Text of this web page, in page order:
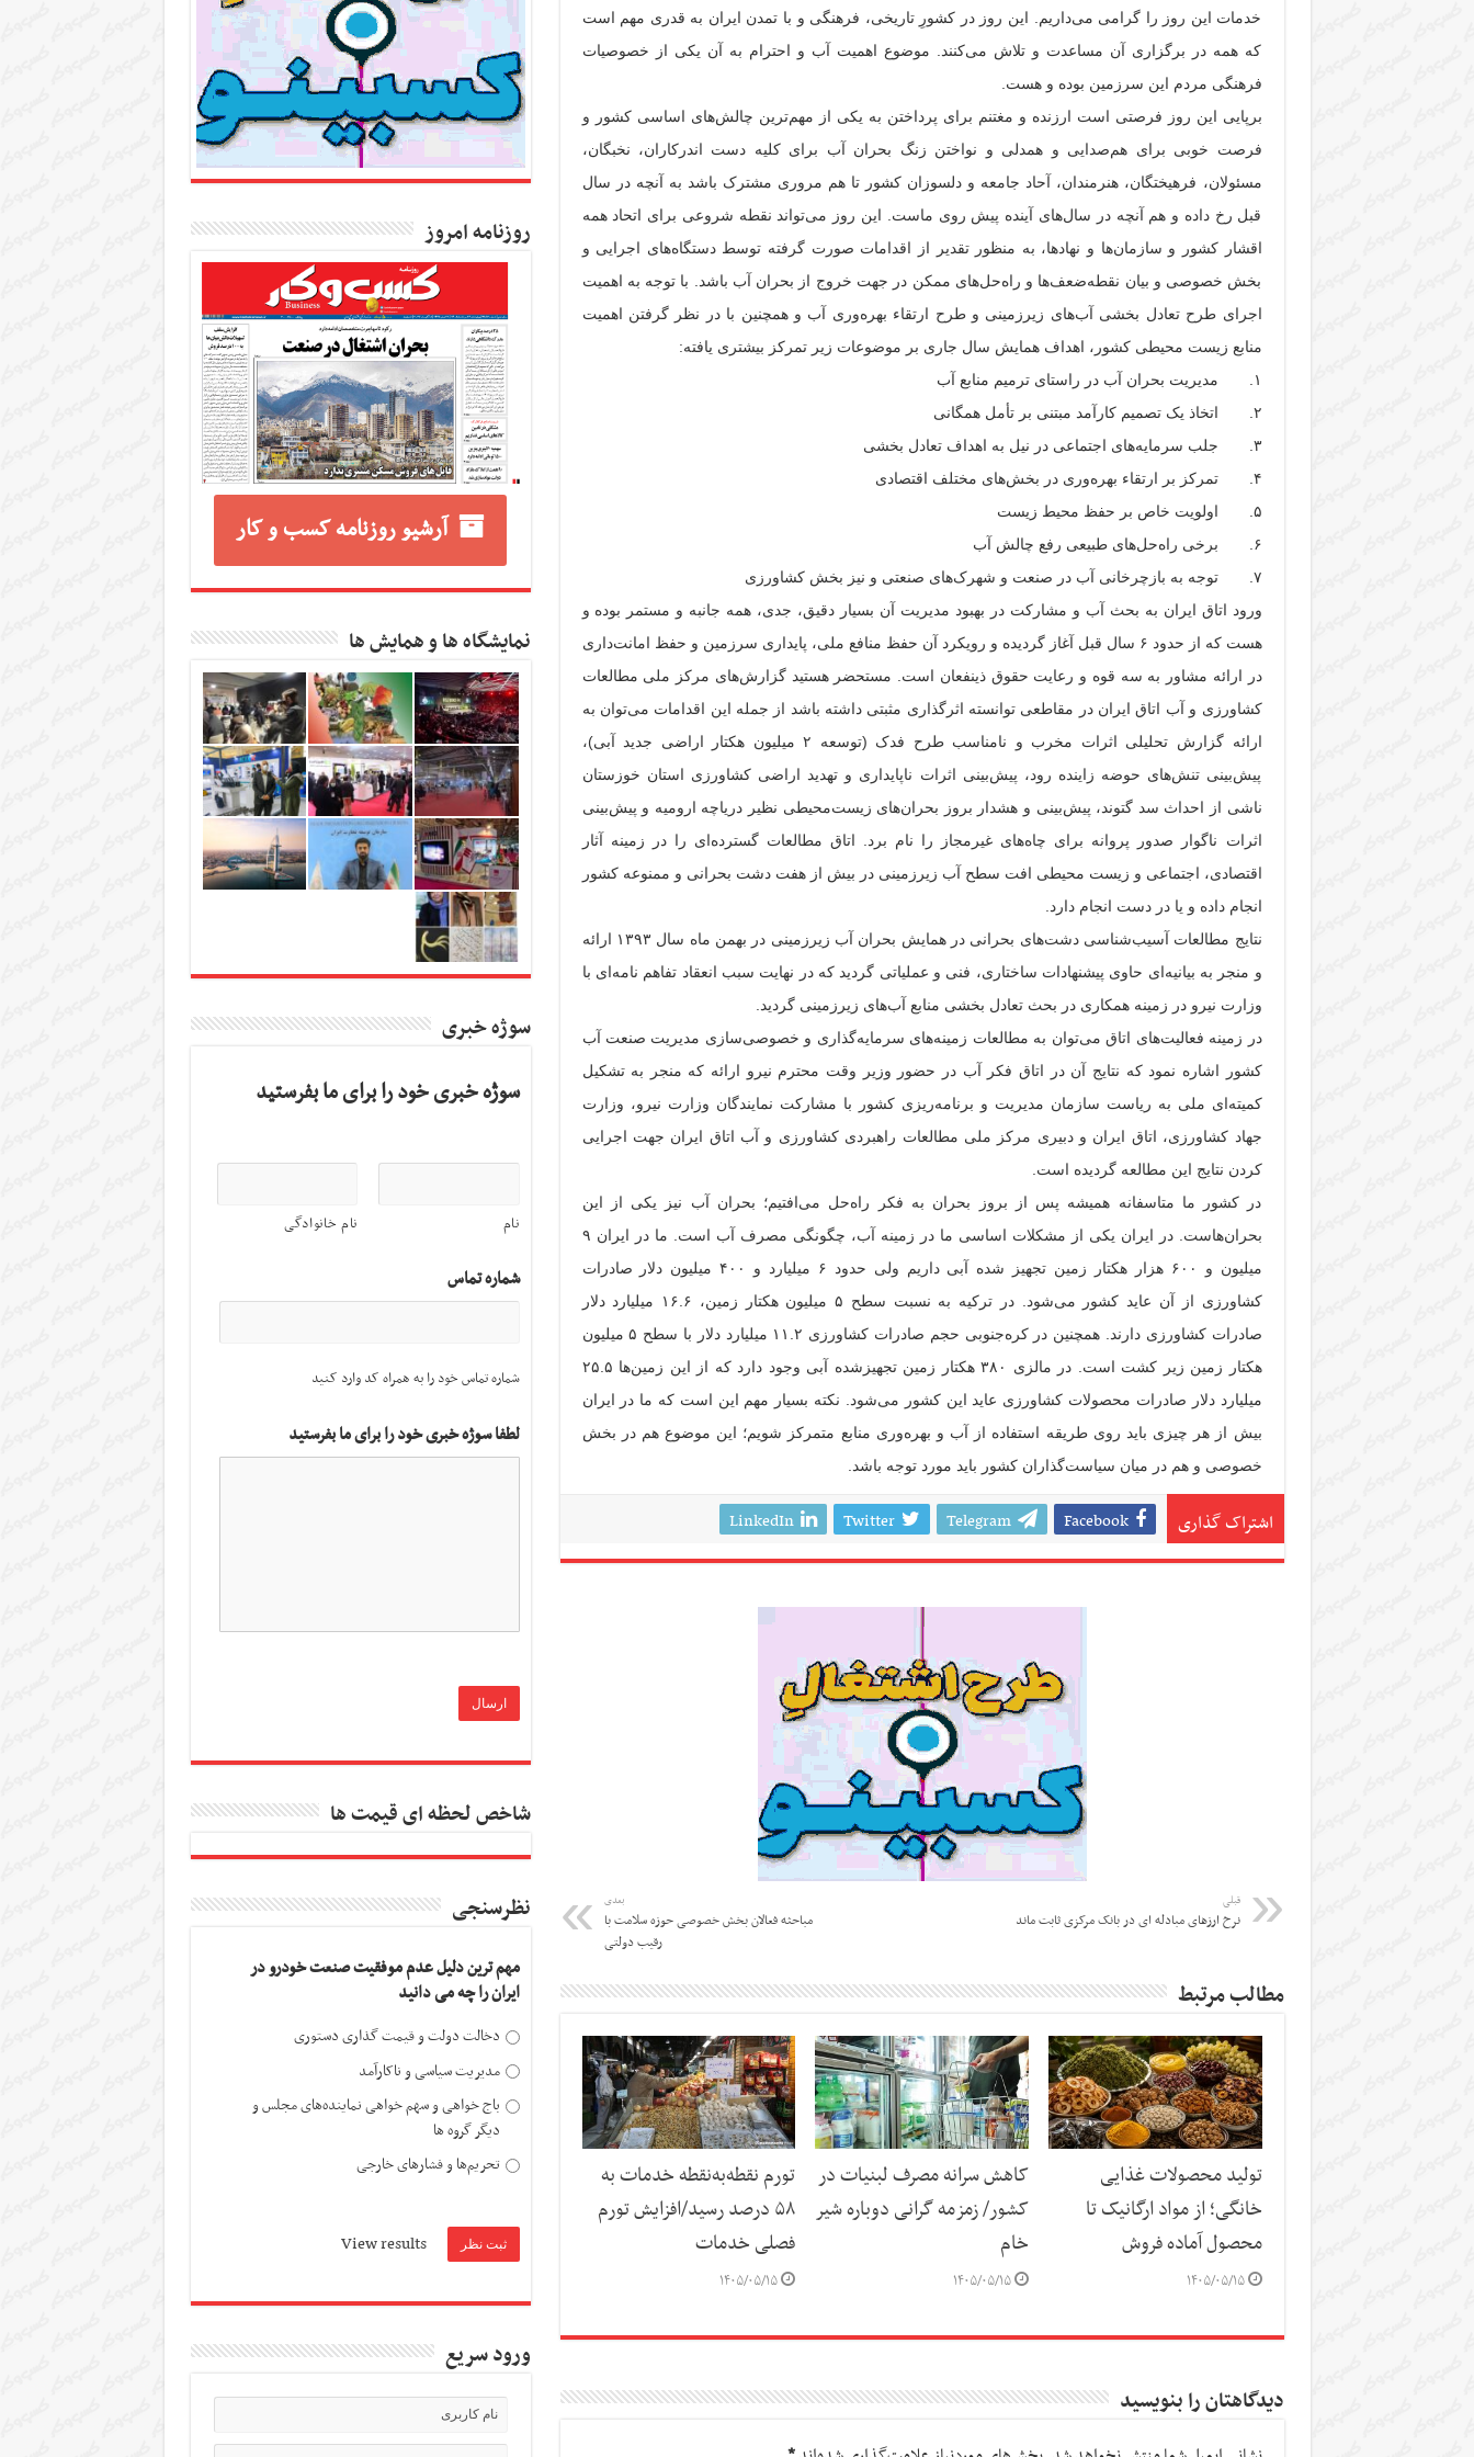
خدمات این روز را گرامی می‌داریم. این روز در کشورِ تاریخی، فرهنگی و با تمدن ایران به قدری مهم است
که همه در برگزاری آن مساعدت و تلاش می‌کنند. موضوع اهمیت آب و احترام به آن یکی از خصوصیات
فرهنگی مردم این سرزمین بوده و هست.
برپایی این روز فرصتی است ارزنده و مغتنم برای پرداختن به یکی از مهم‌ترین چالش‌های اساسی کشور و
فرصت خوبی برای هم‌صدایی و همدلی و نواختن زنگ بحران آب برای کلیه دست اندرکاران، نخبگان،
مسئولان، فرهیختگان، هنرمندان، آحاد جامعه و دلسوزان کشور تا هم مروری مشترک باشد به آنچه در سال
قبل رخ داده و هم آنچه در سال‌های آینده پیش روی ماست. این روز می‌تواند نقطه شروعی برای اتحاد همه
اقشار کشور و سازمان‌ها و نهادها، به منظور تقدیر از اقدامات صورت گرفته توسط دستگاه‌های اجرایی و
بخش خصوصی و بیان نقطه‌ضعف‌ها و راه‌حل‌های ممکن در جهت خروج از بحران آب باشد. با توجه به اهمیت
اجرای طرح تعادل بخشی آب‌های زیرزمینی و طرح ارتقاء بهره‌وری آب و همچنین با در نظر گرفتن اهمیت
منابع زیست محیطی کشور، اهداف همایش سال جاری بر موضوعات زیر تمرکز بیشتری یافته:
۱. مدیریت بحران آب در راستای ترمیم منابع آب
۲. اتخاذ یک تصمیم کارآمد مبتنی بر تأمل همگانی
۳. جلب سرمایه‌های اجتماعی در نیل به اهداف تعادل بخشی
۴. تمرکز بر ارتقاء بهره‌وری در بخش‌های مختلف اقتصادی
۵. اولویت خاص بر حفظ محیط زیست
۶. برخی راه‌حل‌های طبیعی رفع چالش آب
۷. توجه به بازچرخانی آب در صنعت و شهرک‌های صنعتی و نیز بخش کشاورزی
ورود اتاق ایران به بحث آب و مشارکت در بهبود مدیریت آن بسیار دقیق، جدی، همه جانبه و مستمر بوده و
هست که از حدود ۶ سال قبل آغاز گردیده و رویکرد آن حفظ منافع ملی، پایداری سرزمین و حفظ امانت‌داری
در ارائه مشاور به سه قوه و رعایت حقوق ذینفعان است. مستحضر هستید گزارش‌های مرکز ملی مطالعات
کشاورزی و آب اتاق ایران در مقاطعی توانسته اثرگذاری مثبتی داشته باشد از جمله این اقدامات می‌توان به
ارائه گزارش تحلیلی اثرات مخرب و نامناسب طرح فدک (توسعه ۲ میلیون هکتار اراضی جدید آبی)،
پیش‌بینی تنش‌های حوضه زاینده رود، پیش‌بینی اثرات ناپایداری و تهدید اراضی کشاورزی استان خوزستان
ناشی از احداث سد گتوند، پیش‌بینی و هشدار بروز بحران‌های زیست‌محیطی نظیر دریاچه ارومیه و پیش‌بینی
اثرات ناگوار صدور پروانه برای چاه‌های غیرمجاز را نام برد. اتاق مطالعات گسترده‌ای را در زمینه آثار
اقتصادی، اجتماعی و زیست محیطی افت سطح آب زیرزمینی در بیش از هفت دشت بحرانی و ممنوعه کشور
انجام داده و یا در دست انجام دارد.
نتایج مطالعات آسیب‌شناسی دشت‌های بحرانی در همایش بحران آب زیرزمینی در بهمن ماه سال ۱۳۹۳ ارائه
و منجر به بیانیه‌ای حاوی پیشنهادات ساختاری، فنی و عملیاتی گردید که در نهایت سبب انعقاد تفاهم نامه‌ای با
وزارت نیرو در زمینه همکاری در بحث تعادل بخشی منابع آب‌های زیرزمینی گردید.
در زمینه فعالیت‌های اتاق می‌توان به مطالعات زمینه‌های سرمایه‌گذاری و خصوصی‌سازی مدیریت صنعت آب
کشور اشاره نمود که نتایج آن در اتاق فکر آب در حضور وزیر وقت محترم نیرو ارائه که منجر به تشکیل
کمیته‌ای ملی به ریاست سازمان مدیریت و برنامه‌ریزی کشور با مشارکت نمایندگان وزارت نیرو، وزارت
جهاد کشاورزی، اتاق ایران و دبیری مرکز ملی مطالعات راهبردی کشاورزی و آب اتاق ایران جهت اجرایی
کردن نتایج این مطالعه گردیده است.
در کشور ما متاسفانه همیشه پس از بروز بحران به فکر راه‌حل می‌افتیم؛ بحران آب نیز یکی از این
بحران‌هاست. در ایران یکی از مشکلات اساسی ما در زمینه آب، چگونگی مصرف آب است. ما در ایران ۹
میلیون و ۶۰۰ هزار هکتار زمین تجهیز شده آبی داریم ولی حدود ۶ میلیارد و ۴۰۰ میلیون دلار صادرات
کشاورزی از آن عاید کشور می‌شود. در ترکیه به نسبت سطح ۵ میلیون هکتار زمین، ۱۶.۶ میلیارد دلار
صادرات کشاورزی دارند. همچنین در کره‌جنوبی حجم صادرات کشاورزی ۱۱.۲ میلیارد دلار با سطح ۵ میلیون
هکتار زمین زیر کشت است. در مالزی ۳۸۰ هکتار زمین تجهیزشده آبی وجود دارد که از این زمین‌ها ۲۵.۵
میلیارد دلار صادرات محصولات کشاورزی عاید این کشور می‌شود. نکته بسیار مهم این است که ما در ایران
بیش از هر چیزی باید روی طریقه استفاده از آب و بهره‌وری منابع متمرکز شویم؛ این موضوع هم در بخش
خصوصی و هم در میان سیاست‌گذاران کشور باید مورد توجه باشد.
اشتراک گذاری Facebook
Telegram
Twitter
LinkedIn
قبلی
نرخ ارزهای مبادله ای در بانک مرکزی ثابت ماند
بعدی
مباحثه فعالان بخش خصوصی حوزه سلامت با
رقیب دولتی
مطالب مرتبط
تولید محصولات غذایی
خانگی؛ از مواد ارگانیک تا
محصول آماده فروش
۱۴۰۵/۰۵/۱۵
کاهش سرانه مصرف لبنیات در
کشور/ زمزمه گرانی دوباره شیر
خام
۱۴۰۵/۰۵/۱۵
تورم نقطه‌به‌نقطه خدمات به
۵۸ درصد رسید/افزایش تورم
فصلی خدمات
۱۴۰۵/۰۵/۱۵
دیدگاهتان را بنویسید
روزنامه امروز
آرشیو روزنامه کسب و کار
نمایشگاه ها و همایش ها
سوژه خبری
سوژه خبری خود را برای ما بفرستید
نام نام خانوادگی
شماره تماس
شماره تماس خود را به همراه کد وارد کنید
لطفا سوژه خبری خود را برای ما بفرستید
شاخص لحظه ای قیمت ها
نظرسنجی
مهم ترین دلیل عدم موفقیت صنعت خودرو در
ایران را چه می دانید
دخالت دولت و قیمت گذاری دستوری
مدیریت سیاسی و ناکارآمد
باج خواهی و سهم خواهی نماینده‌های مجلس و
دیگر گروه ها
تحریم‌ها و فشارهای خارجی
View results
ورود سریع